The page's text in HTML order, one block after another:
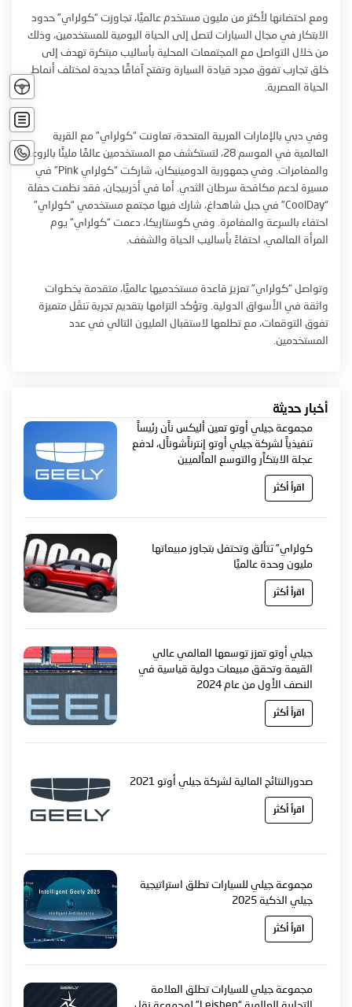
تجربة
الآن
اتصل
بنا
ومع احتضانها لأكثر من مليون مستخدم عالميًا، تجاوزت “كولراي” حدود
الابتكار في مجال السيارات لتصل إلى الحياة اليومية للمستخدمين، وذلك
من خلال التواصل مع المجتمعات المحلية بأساليب مبتكرة تهدف إلى
خلق تجارب تفوق مجرد قيادة السيارة وتفتح آفاقًا جديدة لمختلف أنماط
الحياة العصرية.
وفي دبي بالإمارات العربية المتحدة، تعاونت “كولراي” مع القرية
العالمية في الموسم 28، لتستكشف مع المستخدمين عالمًا مليئًا بالروعة
والمغامرات. وفي جمهورية الدومينيكان، شاركت “كولراي Pink” في
مسيرة لدعم مكافحة سرطان الثدي. أما في أذربيجان، فقد نظمت حفلة
“CoolDay” في جبل شاهداغ، شارك فيها مجتمع مستخدمي “كولراي”
احتفاء بالسرعة والمغامرة. وفي كوستاريكا، دعمت “كولراي” يوم
المرأة العالمي، احتفاءً بأساليب الحياة والشغف.
وتواصل “كولراي” تعزيز قاعدة مستخدميها عالميًا، متقدمة بخطوات
واثقة في الأسواق الدولية. وتؤكد التزامها بتقديم تجربة تنقّل متميزة
تفوق التوقعات، مع تطلعها لاستقبال المليون التالي في عدد
المستخدمين.
أخبار حديثة
مجموعة جيلي أوتو تعين أليكس ناًن رئيساً
تنفيذياً لشركة جيلي أوتو إنترناًشوناًل، لدفع
عجلة الابتكاًر والتوسع العاًلميين
اقرأ أكثر
كولراي” تتألق وتحتفل بتجاوز مبيعاتها
مليون وحدة عالميًا
اقرأ أكثر
جيلي أوتو تعزز توسعها العالمي عالي
القيمة وتحقق مبيعات دولية قياسية في
النصف الأول من عام 2024
اقرأ أكثر
صدورالنتائج المالية لشركة جيلي أوتو 2021
اقرأ أكثر
مجموعة جيلي للسيارات تطلق استراتيجية
جيلي الذكية 2025
اقرأ أكثر
مجموعة جيلي للسيارات تطلق العلامة